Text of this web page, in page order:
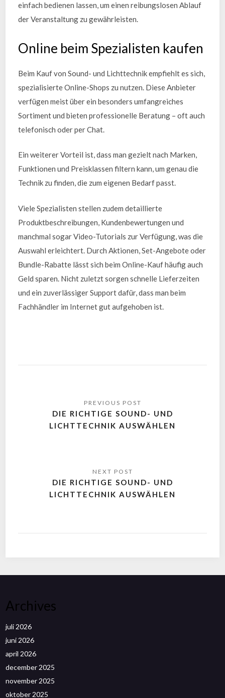
einfach bedienen lassen, um einen reibungslosen Ablauf
der Veranstaltung zu gewährleisten.
Online beim Spezialisten kaufen
Beim Kauf von Sound- und Lichttechnik empfiehlt es sich,
spezialisierte Online-Shops zu nutzen. Diese Anbieter
verfügen meist über ein besonders umfangreiches
Sortiment und bieten professionelle Beratung – oft auch
telefonisch oder per Chat.
Ein weiterer Vorteil ist, dass man gezielt nach Marken,
Funktionen und Preisklassen filtern kann, um genau die
Technik zu finden, die zum eigenen Bedarf passt.
Viele Spezialisten stellen zudem detaillierte
Produktbeschreibungen, Kundenbewertungen und
manchmal sogar Video-Tutorials zur Verfügung, was die
Auswahl erleichtert. Durch Aktionen, Set-Angebote oder
Bundle-Rabatte lässt sich beim Online-Kauf häufig auch
Geld sparen. Nicht zuletzt sorgen schnelle Lieferzeiten
und ein zuverlässiger Support dafür, dass man beim
Fachhändler im Internet gut aufgehoben ist.
DIE RICHTIGE SOUND- UND
LICHTTECHNIK AUSWÄHLEN
DIE RICHTIGE SOUND- UND
LICHTTECHNIK AUSWÄHLEN
Archives
juli 2026
juni 2026
april 2026
december 2025
november 2025
oktober 2025